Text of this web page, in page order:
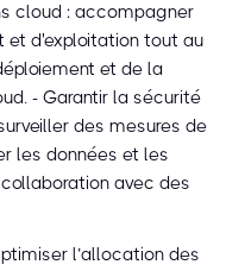
cloud : accompagner
et d'exploitation tout au
et de la
- Garantir la sécurité
des mesures de
les données et les
avec des
l’allocation des